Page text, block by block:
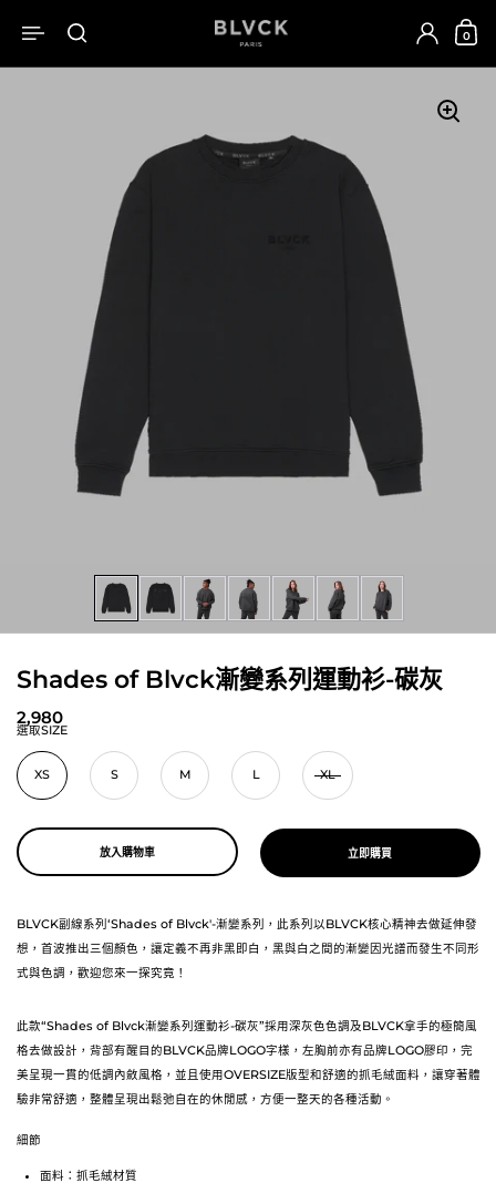
開啟選單開啟搜尋 開啟
0
Shades of Blvck漸變系列運動衫-碳灰
2,980
選取SIZE
XS S M L XL
放入購物車 立即購買
BLVCK副線系列‘Shades of Blvck'-漸變系列，此系列以BLVCK核心精神去做延伸發
想，首波推出三個顏色，讓定義不再非黑即白，黑與白之間的漸變因光譜而發生不同形
式與色調，歡迎您來一探究竟！
此款“Shades of Blvck漸變系列運動衫-碳灰”採用深灰色色調及BLVCK拿手的極簡風
格去做設計，背部有醒目的BLVCK品牌LOGO字樣，左胸前亦有品牌LOGO膠印，完
美呈現一貫的低調內斂風格，並且使用OVERSIZE版型和舒適的抓毛絨面料，讓穿著體
驗非常舒適，整體呈現出鬆弛自在的休閒感，方便一整天的各種活動。
細節
面料：抓毛絨材質